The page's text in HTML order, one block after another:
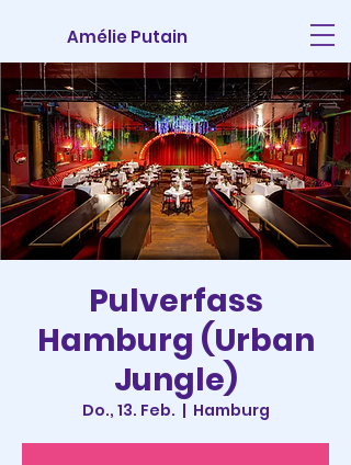
Amélie Putain
Pulverfass
Hamburg (Urban
Jungle)
Do., 13. Feb.
  |
Hamburg